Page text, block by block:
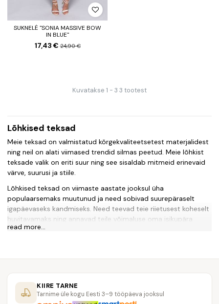
SUKNELĖ "SONIA MASSIVE BOW
IN BLUE"
17,43 €24,90 €
Kuvatakse 1 - 3 3 tootest
Lõhkised teksad
Meie teksad on valmistatud kõrgekvaliteetsetest materjalidest
ning neil on alati viimased trendid silmas peetud. Meie lõhkist
teksade valik on eriti suur ning see sisaldab mitmeid erinevaid
värve, suurusi ja stiile.
Lõhkised teksad on viimaste aastate jooksul üha
populaarsemaks muutunud ja need sobivad suurepäraselt
igapäevaseks kandmiseks. Need teevad teie riietusest koheselt
huvitavamaks ning annavad teile võimaluse oma isikupära
rõhutada. Meie lõhkiste teksade valikus on nii klassikalisi musti
teksade valimisel lihtsalt ja kiiresti leida just need, mis teile
meeldivad. Meie teksade hind on eriti soodne ning me pakume
ka kiiret ja usaldusväärset tarneid.
read more...
KIIRE TARNE
Tarnime üle kogu Eesti 3–9 tööpäeva jooksul